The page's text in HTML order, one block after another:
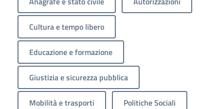
Cultura e tempo libero
Educazione e formazione
Giustizia e sicurezza pubblica
Mobilità e trasporti Politiche Sociali